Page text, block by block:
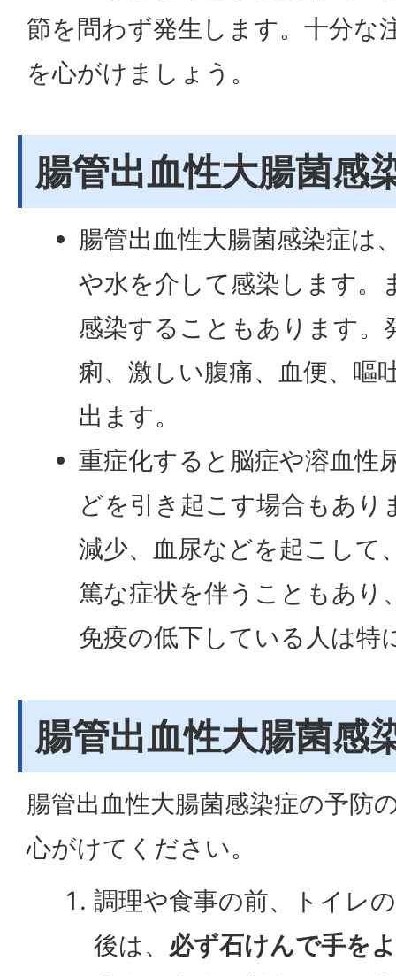
節を問わず発生します。十分な
を心がけましょう。
腸管出血性大腸菌感
腸管出血性大腸菌感染症は
や水を介して感染します。
感染することもあります。
痢、激しい腹痛、血便、嘔
出ます。
重症化すると脳症や溶血性
どを引き起こす場合もあり
減少、血尿などを起こして
篤な症状を伴うこともあり
免疫の低下している人は特
腸管出血性大腸菌感
腸管出血性大腸菌感染症の予防
心がけてください。
調理や食事の前、トイレ
後は、 必ず石けんで手を